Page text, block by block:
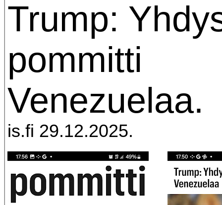
Trump:
pommitti
Venezuelaa.
is.fi 29.12.2025.